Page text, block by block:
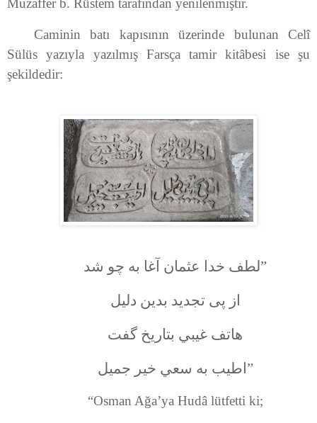
Muzaffer b. Rüstem tarafından yenilenmiştir.
Caminin batı kapısının üzerinde bulunan Celî
Sülüs yazıyla yazılmış Farsça tamir kitâbesi ise şu
şekildedir:
لطف خدا عثمان آغا به چو شد”
از پی تجدید بدین دلیل
هاتف غيبي بتاریخ گفت
اطيب به سعي خير جميل ”
“Osman Ağa’ya Hudâ lütfetti ki;